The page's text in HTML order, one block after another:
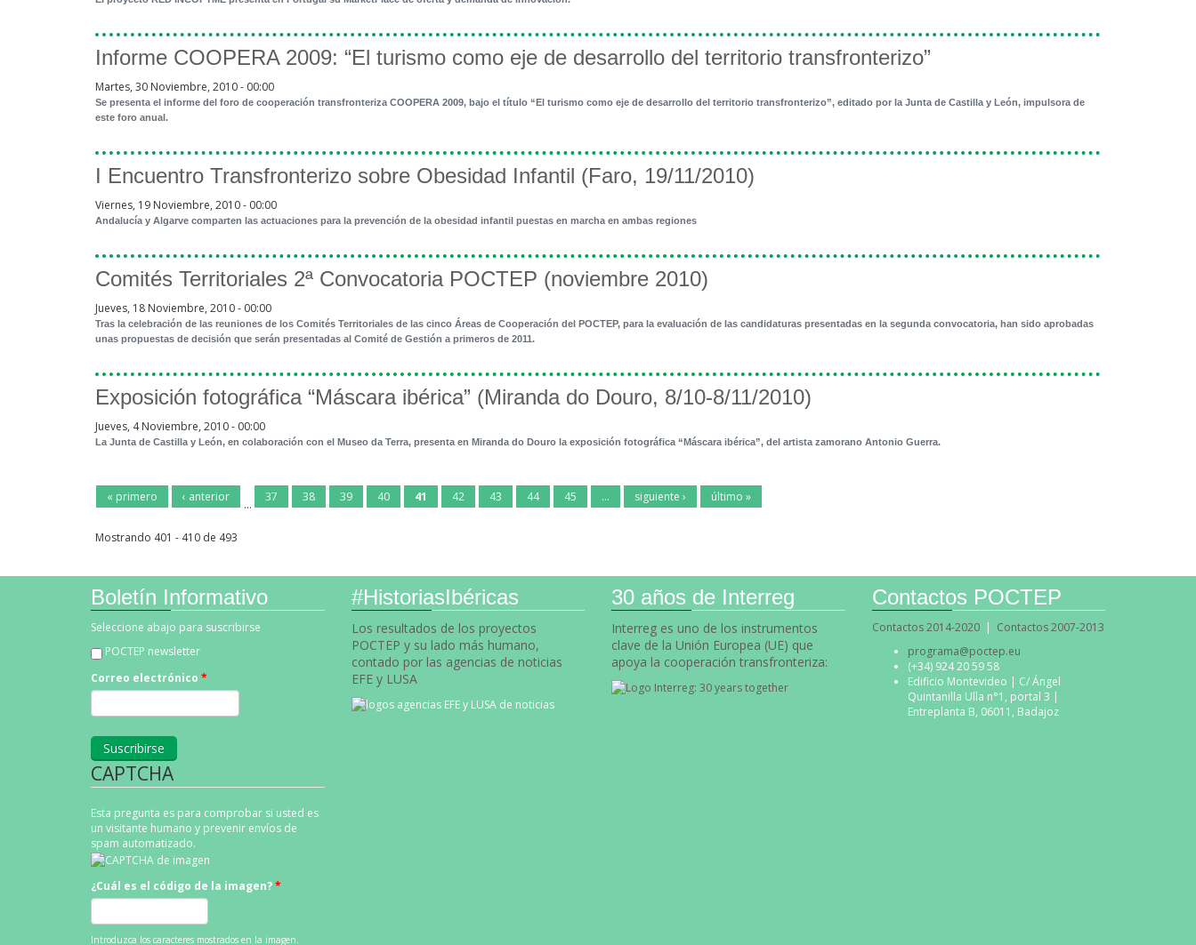
Informe COOPERA 2009: “El turismo como eje de desarrollo del territorio transfronterizo”
Martes, 30 Noviembre, 2010 - 00:00
Se presenta el informe del foro de cooperación transfronteriza COOPERA 2009, bajo el título “El turismo como eje de desarrollo del territorio transfronterizo”, editado por la Junta de Castilla y León, impulsora de
este foro anual.
I Encuentro Transfronterizo sobre Obesidad Infantil (Faro, 19/11/2010)
Viernes, 19 Noviembre, 2010 - 00:00
Andalucía y Algarve comparten las actuaciones para la prevención de la obesidad infantil puestas en marcha en ambas regiones
Comités Territoriales 2ª Convocatoria POCTEP (noviembre 2010)
Jueves, 18 Noviembre, 2010 - 00:00
Tras la celebración de las reuniones de los Comités Territoriales de las cinco Áreas de Cooperación del POCTEP, para la evaluación de las candidaturas presentadas en la segunda convocatoria, han sido aprobadas
unas propuestas de decisión que serán presentadas al Comité de Gestión a primeros de 2011.
Exposición fotográfica “Máscara ibérica” (Miranda do Douro, 8/10-8/11/2010)
Jueves, 4 Noviembre, 2010 - 00:00
La Junta de Castilla y León, en colaboración con el Museo da Terra, presenta en Miranda do Douro la exposición fotográfica “Máscara ibérica”, del artista zamorano Antonio Guerra.
« primero ‹ anterior
…
37 38 39 40 41 42 43 44 45 … siguiente › último »
Mostrando 401 - 410 de 493
Boletín Informativo
Seleccione abajo para suscribirse
POCTEP newsletter
Correo electrónico *
CAPTCHA
Esta pregunta es para comprobar si usted es
un visitante humano y prevenir envíos de
spam automatizado.
¿Cuál es el código de la imagen?*
Introduzca los caracteres mostrados en la imagen.
#HistoriasIbéricas
Los resultados de los proyectos
POCTEP y su lado más humano,
contado por las agencias de noticias
EFE y LUSA
30 años de Interreg
Interreg es uno de los instrumentos
clave de la Unión Europea (UE) que
apoya la cooperación transfronteriza:
Contactos POCTEP
Contactos 2014-2020| Contactos 2007-2013
programa@poctep.eu
(+34) 924 20 59 58
Edificio Montevideo | C/ Ángel
Quintanilla Ulla n°1, portal 3 |
Entreplanta B, 06011, Badajoz